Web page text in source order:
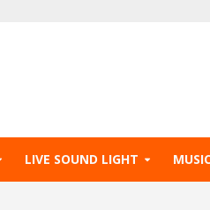
LIVE SOUND LIGHT